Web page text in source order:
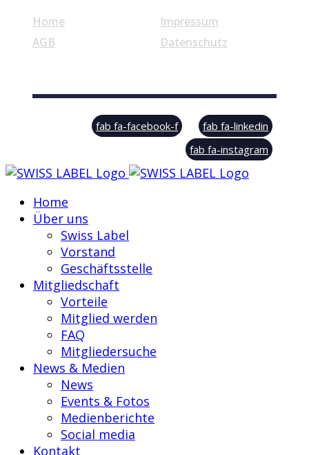
Home
AGB
Impressum
Datenschutz
© Swiss Label, All rights reserved
fab fa-facebook-f
fab fa-linkedin
fab fa-instagram
Home
Über uns
Swiss Label
Vorstand
Geschäftsstelle
Mitgliedschaft
Vorteile
Mitglied werden
FAQ
Mitgliedersuche
News & Medien
News
Events & Fotos
Medienberichte
Social media
Kontakt